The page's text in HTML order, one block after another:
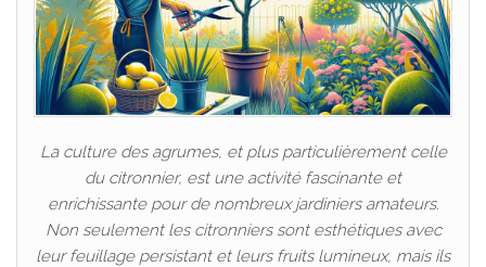
La culture des agrumes, et plus particulièrement celle
du citronnier, est une activité fascinante et
enrichissante pour de nombreux jardiniers amateurs.
Non seulement les citronniers sont esthétiques avec
leur feuillage persistant et leurs fruits lumineux, mais ils